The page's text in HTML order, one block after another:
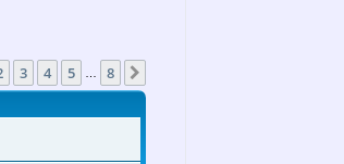
8
3 4 5 8